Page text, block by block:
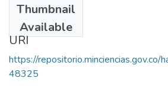
Thumbnail
Available
1972
URI
https://
48325